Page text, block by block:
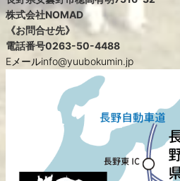
株式会社NOMAD
《お問合せ先》
電話番号0263-50-4488
Eメールinfo@yuubokumin.jp